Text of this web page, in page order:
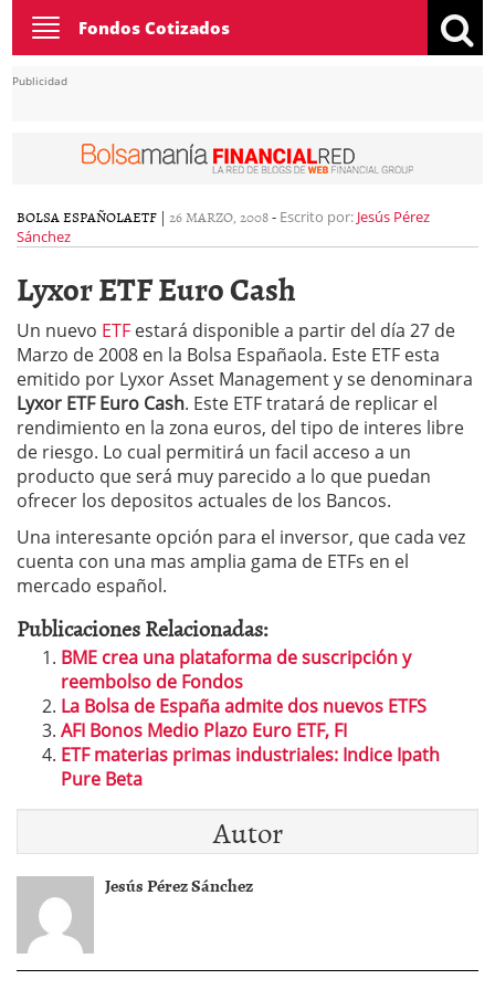
Toggle
navigation
Fondos Cotizados
Publicidad
BOLSA ESPAÑOLAETF | 26 MARZO, 2008- Escrito por: Jesús Pérez
Sánchez
Lyxor ETF Euro Cash
Un nuevo ETF estará disponible a partir del día 27 de
Marzo de 2008 en la Bolsa Españaola. Este ETF esta
emitido por Lyxor Asset Management y se denominara
Lyxor ETF Euro Cash. Este ETF tratará de replicar el
rendimiento en la zona euros, del tipo de interes libre
de riesgo. Lo cual permitirá un facil acceso a un
producto que será muy parecido a lo que puedan
ofrecer los depositos actuales de los Bancos.
Una interesante opción para el inversor, que cada vez
cuenta con una mas amplia gama de ETFs en el
mercado español.
Publicaciones Relacionadas:
BME crea una plataforma de suscripción y
reembolso de Fondos
La Bolsa de España admite dos nuevos ETFS
AFI Bonos Medio Plazo Euro ETF, FI
ETF materias primas industriales: Indice Ipath
Pure Beta
Autor
Jesús Pérez Sánchez